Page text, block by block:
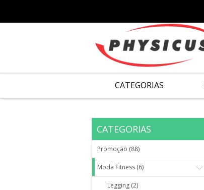
CATEGORIAS
CATEGORIAS
Promoção (88)
Moda Fitness (6)
Legging (2)